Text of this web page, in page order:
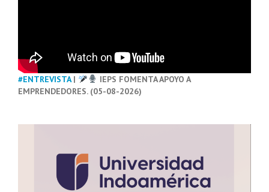
#ENTREVISTA|
IEPS FOMENTA APOYO A
EMPRENDEDORES. (05-08-2026)